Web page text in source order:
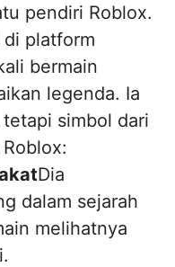
pendiri Roblox.
platform
bermain
legenda. Ia
simbol dari
Dia
dalam sejarah
melihatnya